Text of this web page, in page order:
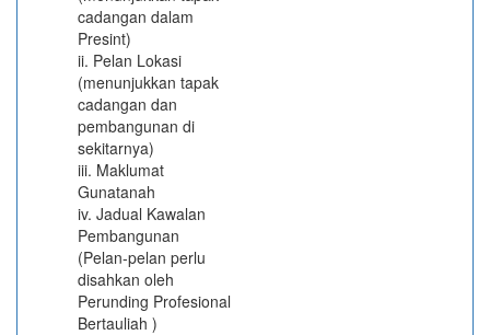
cadangan dalam
Presint)
ii. Pelan Lokasi
(menunjukkan tapak
cadangan dan
pembangunan di
sekitarnya)
iii. Maklumat
Gunatanah
iv. Jadual Kawalan
Pembangunan
(Pelan-pelan perlu
disahkan oleh
Perunding Profesional
Bertauliah )